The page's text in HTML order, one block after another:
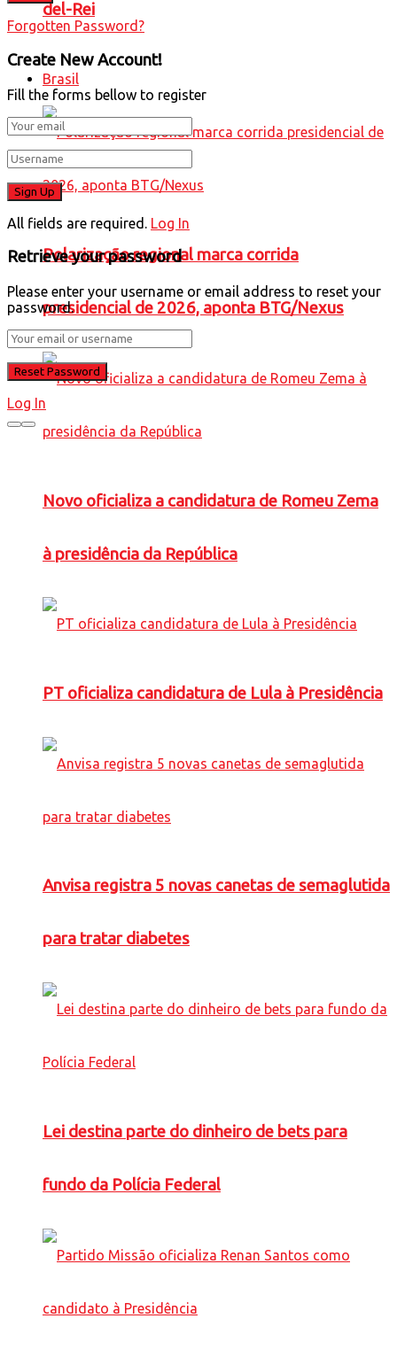
del-Rei
Brasil
Polarização regional marca corrida
presidencial de 2026, aponta BTG/Nexus
Novo oficializa a candidatura de Romeu Zema
à presidência da República
PT oficializa candidatura de Lula à Presidência
Anvisa registra 5 novas canetas de semaglutida
para tratar diabetes
Lei destina parte do dinheiro de bets para
fundo da Polícia Federal
Forgotten Password?
Create New Account!
Fill the forms bellow to register
All fields are required. Log In
Retrieve your password
Please enter your username or email address to reset your
password.
Log In